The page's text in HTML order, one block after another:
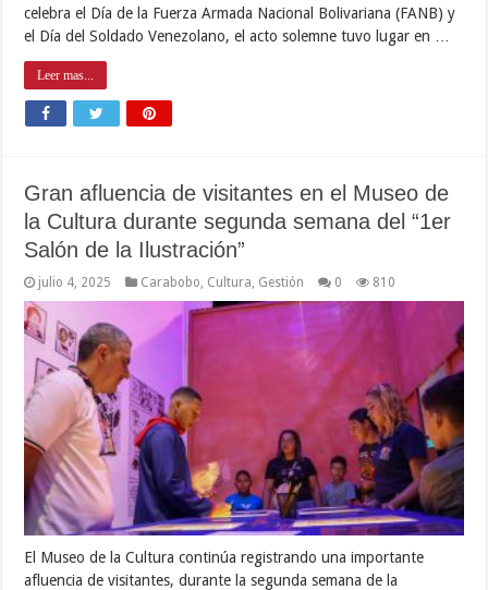
celebra el Día de la Fuerza Armada Nacional Bolivariana (FANB) y
el Día del Soldado Venezolano, el acto solemne tuvo lugar en …
Leer mas...
Gran afluencia de visitantes en el Museo de
la Cultura durante segunda semana del “1er
Salón de la Ilustración”
julio 4, 2025 Carabobo, Cultura, Gestión 0 810
El Museo de la Cultura continúa registrando una importante
afluencia de visitantes, durante la segunda semana de la